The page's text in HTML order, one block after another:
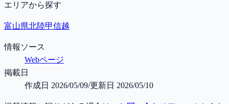
エリアから探す
富山県北陸甲信越
情報ソース
Webページ
掲載日
作成日 2026/05/09/更新日 2026/05/10